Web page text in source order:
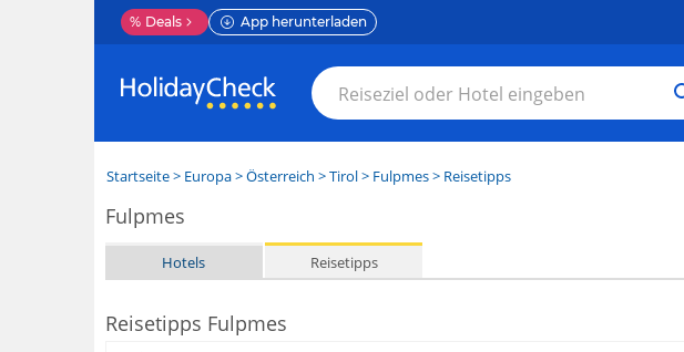
% Deals App herunterladen
Startseite> Europa>Österreich >Tirol> Fulpmes> Reisetipps
Fulpmes
Hotels Reisetipps
Reisetipps Fulpmes